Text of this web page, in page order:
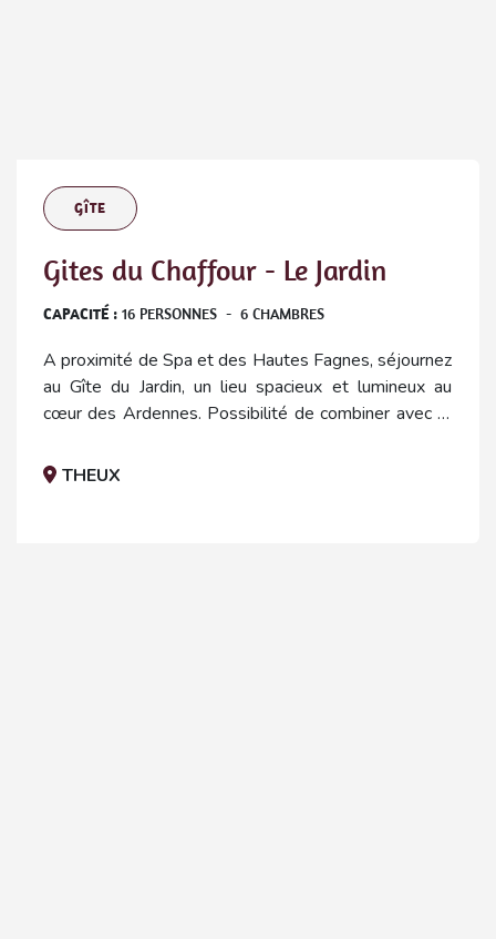
GÎTE
Gites du Chaffour - Le Jardin
CAPACITÉ : 16 PERSONNES - 6 CHAMBRES
A proximité de Spa et des Hautes Fagnes, séjournez
au Gîte du Jardin, un lieu spacieux et lumineux au
cœur des Ardennes. Possibilité de combiner avec le
THEUX